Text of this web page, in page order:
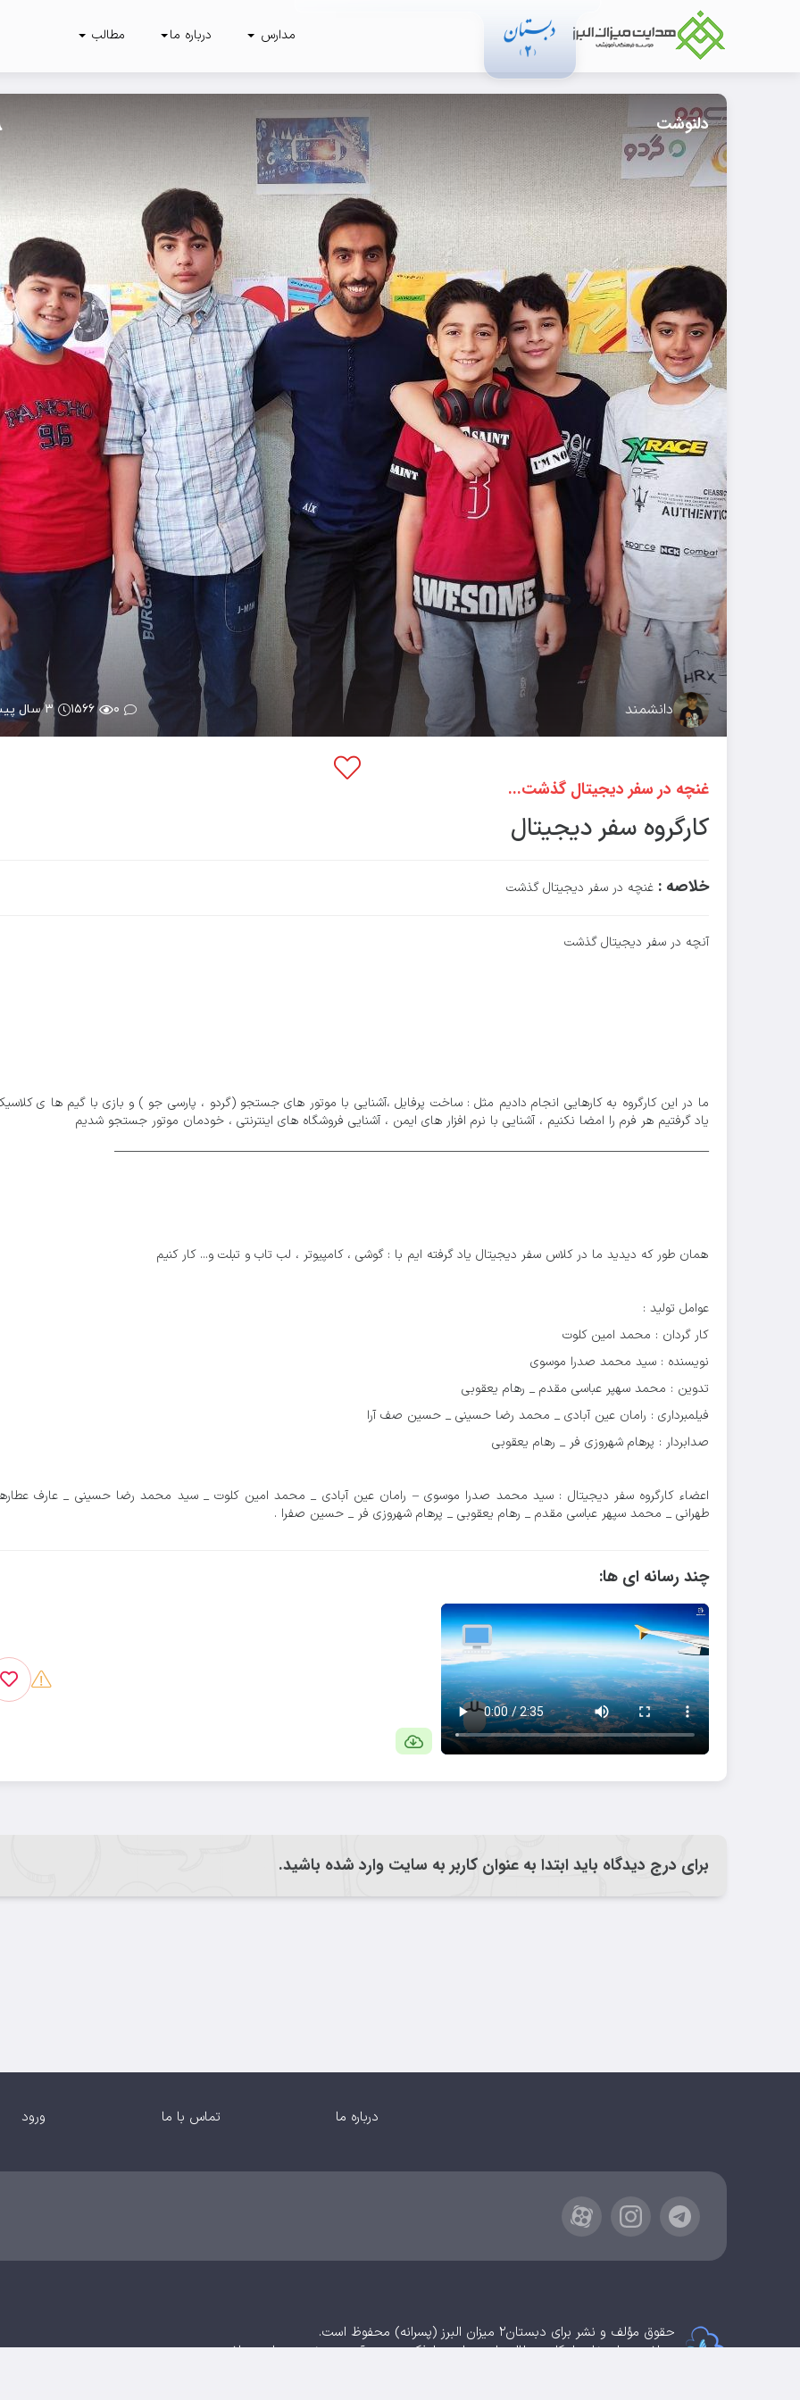
مدارس درباره ما مطالب
دلنوشت
دانشمند ۰ ۱۵۶۶ ۳ سال پیش
غنچه در سفر دیجیتال گذشت...
کارگروه سفر دیجیتال
خلاصه :غنچه در سفر دیجیتال گذشت
آنچه در سفر دیجیتال گذشت
ما در این کارگروه به کارهایی انجام دادیم مثل : ساخت پرفایل ،آشنایی با موتور های جستجو (گردو ، پارسی جو ) و بازی با گیم ها ی
یاد گرفتیم هر فرم را امضا نکنیم ، آشنایی با نرم افزار های ایمن ، آشنایی فروشگاه های اینترنتی ، خودمان موتور جستجو شدیم
_______________________________________________________________________________________________________________
همان طور که دیدید ما در کلاس سفر دیجیتال یاد گرفته ایم با : گوشی ، کامپیوتر ، لب تاب و تبلت و... کار کنیم
عوامل تولید :
کار گردان : محمد امین کلوت
نویسنده : سید محمد صدرا موسوی
تدوین : محمد سهپر عباسی مقدم _ رهام یعقوبی
فیلمبرداری : رامان عین آبادی _ محمد رضا حسینی _ حسین صف آرا
صدابردار : پرهام شهروزی فر _ رهام یعقوبی
اعضاء کارگروه سفر دیجیتال : سید محمد صدرا موسوی – رامان عین آبادی _ محمد امین کلوت _ سید محمد رضا حسینی _ عارف
طهرانی _ محمد سپهر عباسی مقدم _ رهام یعقوبی _ پرهام شهروزی فر _ حسین صفرا .
چند رسانه ای ها:
برای درج دیدگاه باید ابتدا به عنوان کاربر به سایت وارد شده باشید.
درباره ما تماس با ما ورود
حقوق مؤلف و نشر برای دبستان۲ میزان البرز (پسرانه) محفوظ است.
برداشت و استفاده از کلیه مطالب این سایت با ذکر منبع و آدرس صفحه مجاز می‌باشد.